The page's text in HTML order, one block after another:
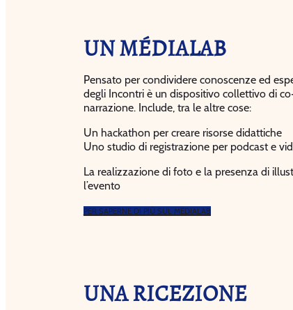
UN MÉDIALAB
Pensato per condividere conoscenze ed
degli Incontri è un dispositivo collettivo di
narrazione. Include, tra le altre cose:
Un hackathon per creare risorse didattiche
Uno studio di registrazione per podcast e
La realizzazione di foto e la presenza di
l’evento
PER SAPERNE DI PIÙ SUL MÉDIALAB
UNA RICEZIONE